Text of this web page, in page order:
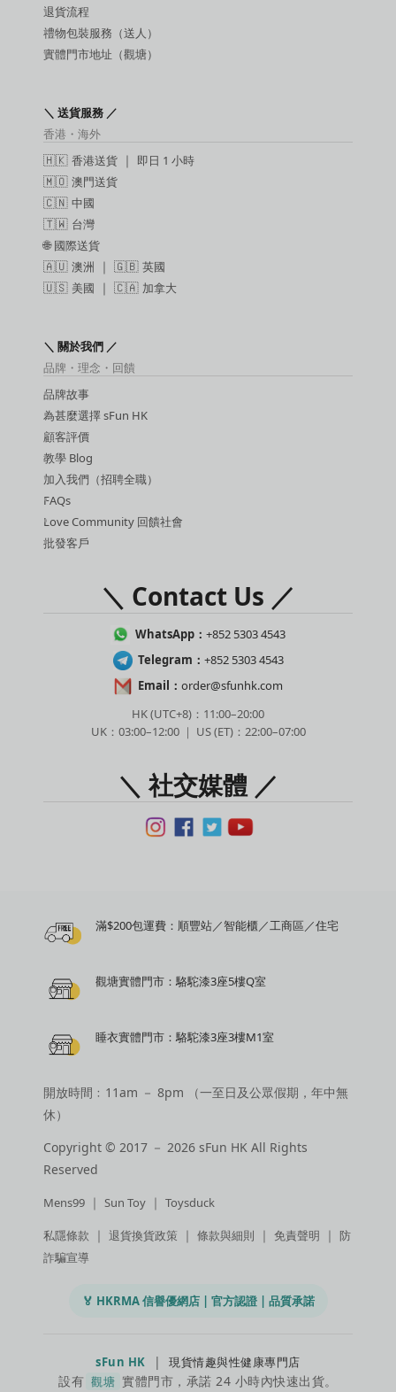
退貨流程
禮物包裝服務（送人）
實體門市地址（觀塘）
＼ 送貨服務 ／
香港・海外
🇭🇰 香港送貨 ｜ 即日 1 小時
🇲🇴 澳門送貨
🇨🇳 中國
🇹🇼 台灣
🌐國際送貨
🇦🇺 澳洲 ｜ 🇬🇧 英國
🇺🇸 美國 ｜ 🇨🇦 加拿大
＼ 關於我們 ／
品牌・理念・回饋
品牌故事
為甚麼選擇 sFun HK
顧客評價
教學 Blog
加入我們（招聘全職）
FAQs
Love Community 回饋社會
批發客戶
＼ Contact Us ／
WhatsApp： +852 5303 4543
Telegram： +852 5303 4543
Email： order@sfunhk.com
HK (UTC+8)：11:00–20:00
UK：03:00–12:00 ｜ US (ET)：22:00–07:00
＼ 社交媒體 ／
滿$200包運費：順豐站／智能櫃／工商區／住宅
觀塘實體門市：駱駝漆3座5樓Q室
睡衣實體門市：駱駝漆3座3樓M1室
開放時間﹕11am － 8pm （一至日及公眾假期，年中無
休）
Copyright © 2017 － 2026 sFun HK All Rights
Reserved
Mens99 ｜ Sun Toy ｜ Toysduck
私隱條款 ｜ 退貨換貨政策 ｜ 條款與細則 ｜ 免責聲明 ｜ 防
詐騙宣導
🏅 HKRMA 信譽優網店 | 官方認證 | 品質承諾
sFun HK |現貨情趣與性健康專門店
設有 觀塘 實體門市，承諾 24 小時內快速出貨。